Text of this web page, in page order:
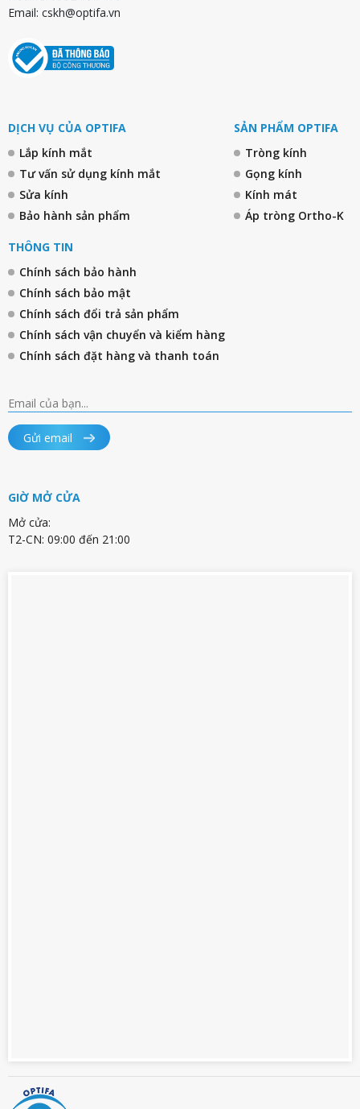
Email: cskh@optifa.vn
DỊCH VỤ CỦA OPTIFA
Lắp kính mắt
Tư vấn sử dụng kính mắt
Sửa kính
Bảo hành sản phẩm
SẢN PHẨM OPTIFA
Tròng kính
Gọng kính
Kính mát
Áp tròng Ortho-K
THÔNG TIN
Chính sách bảo hành
Chính sách bảo mật
Chính sách đổi trả sản phẩm
Chính sách vận chuyển và kiểm hàng
Chính sách đặt hàng và thanh toán
Gửi email
GIỜ MỞ CỬA
Mở cửa:
T2-CN: 09:00 đến 21:00